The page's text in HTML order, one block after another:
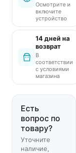
Осмотрите и
включите
устройство
14 дней на
возврат
В
соответствии
с условиями
магазина
Есть
вопрос по
товару?
Уточните
наличие,